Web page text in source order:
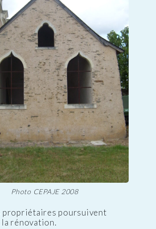
Photo CEPAJE 2008
propriétaires poursuivent
rénovation.